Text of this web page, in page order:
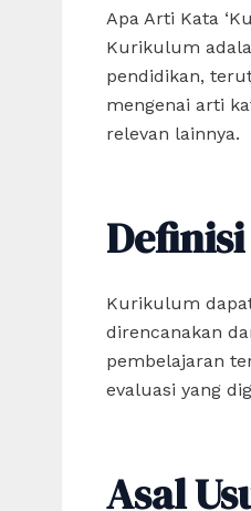
Apa Arti Kata
Kurikulum
pendidikan,
mengenai arti
relevan lainnya.
Kurikulum
direncanakan
pembelajaran
evaluasi yang
Asal